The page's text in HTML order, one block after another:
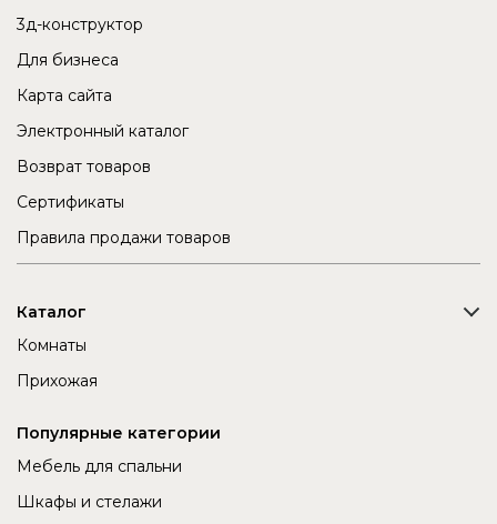
3д-конструктор
Для бизнеса
Карта сайта
Электронный каталог
Возврат товаров
Сертификаты
Правила продажи товаров
Каталог
Комнаты
Прихожая
Популярные категории
Мебель для спальни
Шкафы и стелажи